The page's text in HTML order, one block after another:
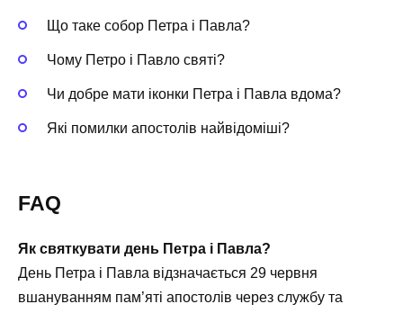
Що таке собор Петра і Павла?
Чому Петро і Павло святі?
Чи добре мати іконки Петра і Павла вдома?
Які помилки апостолів найвідоміші?
FAQ
Як святкувати день Петра і Павла?
День Петра і Павла відзначається 29 червня
вшануванням пам’яті апостолів через службу та